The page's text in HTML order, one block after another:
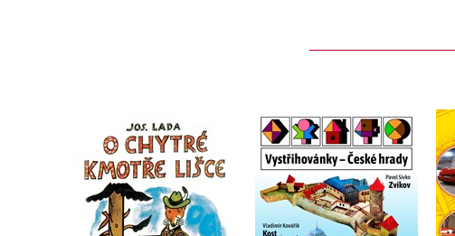
O chytré kmotře lišce
Josef Lada
Vystřihovánky - České
hrady